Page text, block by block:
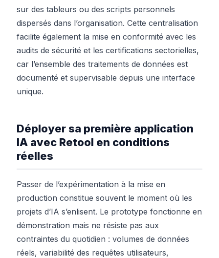
sur des tableurs ou des scripts personnels
dispersés dans l’organisation. Cette centralisation
facilite également la mise en conformité avec les
audits de sécurité et les certifications sectorielles,
car l’ensemble des traitements de données est
documenté et supervisable depuis une interface
unique.
Déployer sa première application
IA avec Retool en conditions
réelles
Passer de l’expérimentation à la mise en
production constitue souvent le moment où les
projets d’IA s’enlisent. Le prototype fonctionne en
démonstration mais ne résiste pas aux
contraintes du quotidien : volumes de données
réels, variabilité des requêtes utilisateurs,